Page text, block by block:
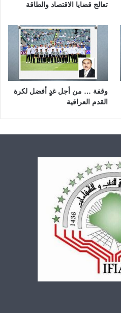
تعالج قضايا الاقتصاد والطاقة
وقفة … من أجل غدٍ أفضل لكرة
القدم العراقية